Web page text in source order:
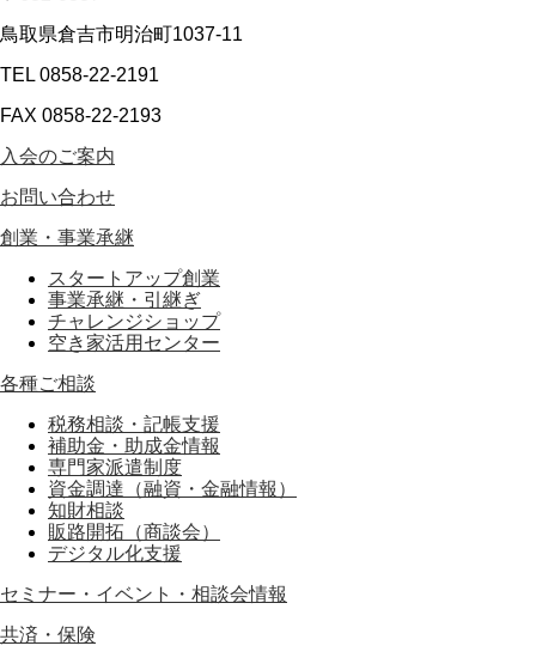
鳥取県倉吉市明治町1037-11
TEL 0858-22-2191
FAX 0858-22-2193
入会のご案内
お問い合わせ
創業・事業承継
スタートアップ創業
事業承継・引継ぎ
チャレンジショップ
空き家活用センター
各種ご相談
税務相談・記帳支援
補助金・助成金情報
専門家派遣制度
資金調達（融資・金融情報）
知財相談
販路開拓（商談会）
デジタル化支援
セミナー・イベント・相談会情報
共済・保険